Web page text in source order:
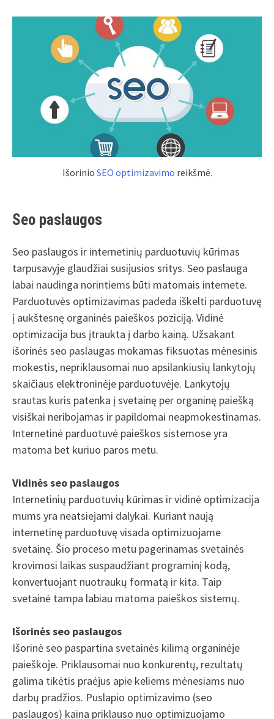
Išorinio SEO optimizavimo reikšmė.
Seo paslaugos
Seo paslaugos ir internetinių parduotuvių kūrimas
tarpusavyje glaudžiai susijusios sritys. Seo paslauga
labai naudinga norintiems būti matomais internete.
Parduotuvės optimizavimas padeda iškelti parduotuvę
į aukštesnę organinės paieškos poziciją. Vidinė
optimizacija bus įtraukta į darbo kainą. Užsakant
išorinės seo paslaugas mokamas fiksuotas mėnesinis
mokestis, nepriklausomai nuo apsilankiusių lankytojų
skaičiaus elektroninėje parduotuvėje. Lankytojų
srautas kuris patenka į svetainę per organinę paiešką
visiškai neribojamas ir papildomai neapmokestinamas.
Internetinė parduotuvė paieškos sistemose yra
matoma bet kuriuo paros metu.
Vidinės seo paslaugos
Internetinių parduotuvių kūrimas ir vidinė optimizacija
mums yra neatsiejami dalykai. Kuriant naują
internetinę parduotuvę visada optimizuojame
svetainę. Šio proceso metu pagerinamas svetainės
krovimosi laikas suspaudžiant programinį kodą,
konvertuojant nuotraukų formatą ir kita. Taip
svetainė tampa labiau matoma paieškos sistemų.
Išorinės seo paslaugos
Išorinė seo paspartina svetainės kilimą organinėje
paieškoje. Priklausomai nuo konkurentų, rezultatų
galima tikėtis praėjus apie keliems mėnesiams nuo
darbų pradžios. Puslapio optimizavimo (seo
paslaugos) kaina priklauso nuo optimizuojamo